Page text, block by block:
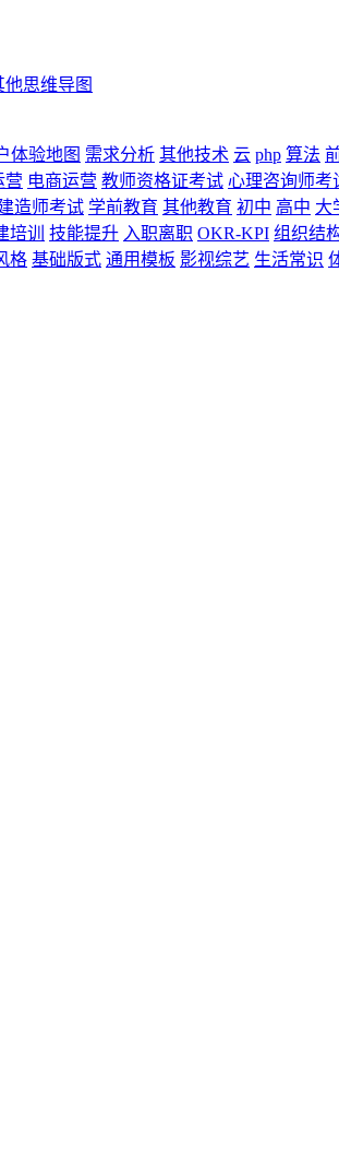
他思维导图
体验地图 需求分析 其他技术 云 php 算法
营 电商运营 教师资格证考试 心理咨询师考
造师考试 学前教育 其他教育 初中 高中 大
培训 技能提升 入职离职 OKR-KPI 组织结
格 基础版式 通用模板 影视综艺 生活常识